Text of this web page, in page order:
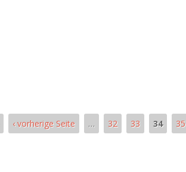
‹ vorherige Seite … 32 33 34 35